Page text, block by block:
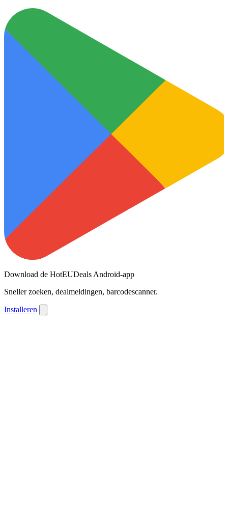
Download de HotEUDeals Android-app
Sneller zoeken, dealmeldingen, barcodescanner.
Installeren